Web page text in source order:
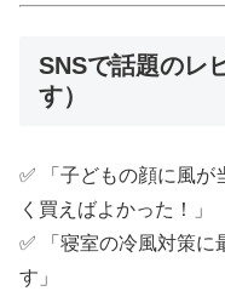
SNSで話題のレ
す）
✅ 「子どもの顔に風が
く買えばよかった！」
✅ 「寝室の冷風対策に
す」